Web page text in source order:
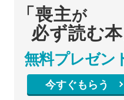
「喪主が
必ず読む本
無料プレゼン
今すぐもらう